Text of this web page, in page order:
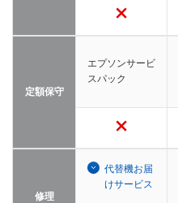
定額保守
エプソンサービ
スパック
修理
代替機お届
けサービス